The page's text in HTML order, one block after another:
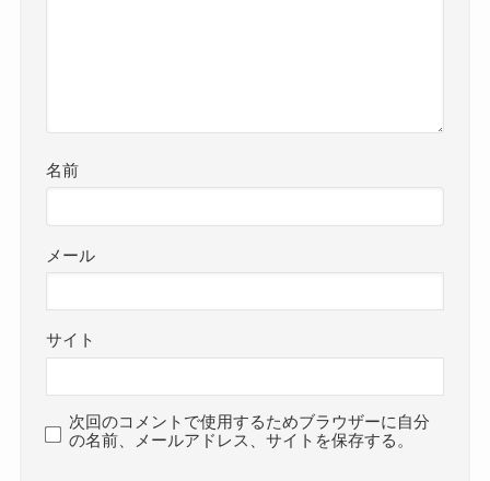
名前
メール
サイト
次回のコメントで使用するためブラウザーに自分
の名前、メールアドレス、サイトを保存する。